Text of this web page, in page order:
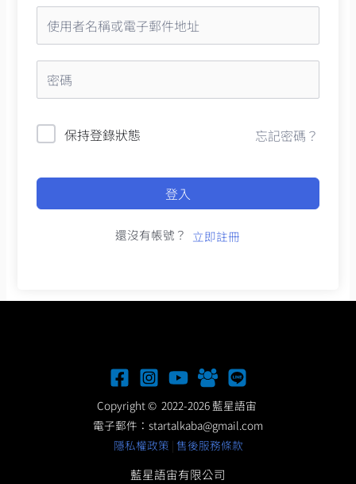
保持登錄狀態 忘記密碼？
登入
還沒有帳號？ 立即註冊
Copyright © 2022-2026 藍星語宙
電子郵件： startalkaba@gmail.com
隱私權政策 | 售後服務條款
藍星語宙有限公司